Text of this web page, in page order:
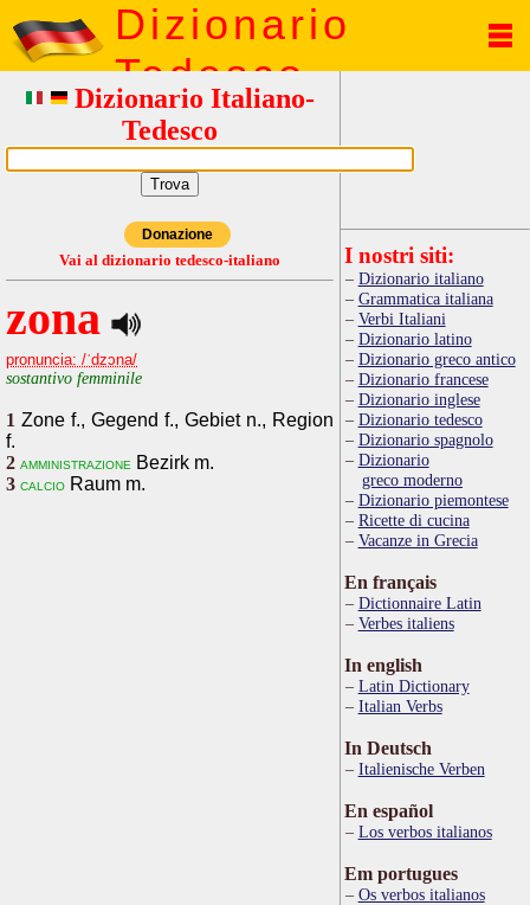
Dizionario
Tedesco
Dizionario Italiano-
Tedesco
Donazione
Vai al dizionario tedesco-italiano
zona
pronuncia: /ˈdzɔna/
sostantivo femminile
1 Zone f., Gegend f., Gebiet n., Region
f.
2 amministrazione Bezirk m.
3 calcio Raum m.
I nostri siti:
Dizionario italiano
Grammatica italiana
Verbi Italiani
Dizionario latino
Dizionario greco antico
Dizionario francese
Dizionario inglese
Dizionario tedesco
Dizionario spagnolo
Dizionario
greco moderno
Dizionario piemontese
Ricette di cucina
Vacanze in Grecia
En français
Dictionnaire Latin
Verbes italiens
In english
Latin Dictionary
Italian Verbs
In Deutsch
Italienische Verben
En español
Los verbos italianos
Em portugues
Os verbos italianos